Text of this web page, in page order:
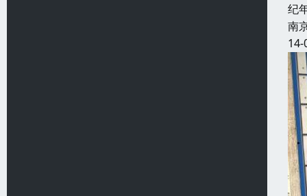
纪
南
14-